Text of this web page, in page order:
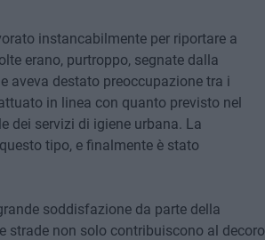
instancabilmente per riportare a
erano, purtroppo, segnate dalla
aveva destato preoccupazione tra i
in linea con quanto previsto nel
dei servizi di igiene urbana. La
tipo, e finalmente è stato
soddisfazione da parte della
strade non solo contribuiscono al decoro